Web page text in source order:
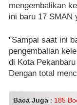
mengembalikan
ini baru 17 SMAN
"Sampai saat ini
pengembalian
di Kota
Dengan total
Baca Juga : 185